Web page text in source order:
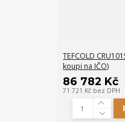
TEFCOLD
koupi na IČO)
86 782 Kč
71 721 Kč bez DPH